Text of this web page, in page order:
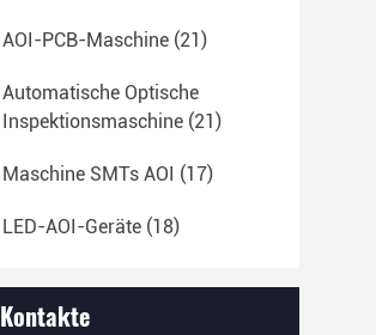
AOI-PCB-Maschine (21)
Automatische Optische
Inspektionsmaschine (21)
Maschine SMTs AOI (17)
LED-AOI-Geräte (18)
Kontakte